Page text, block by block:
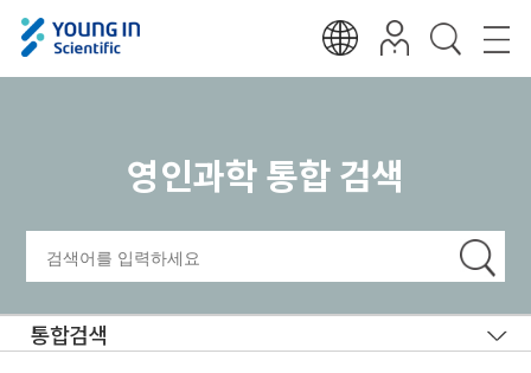
영인과학 통합 검색
통합검색